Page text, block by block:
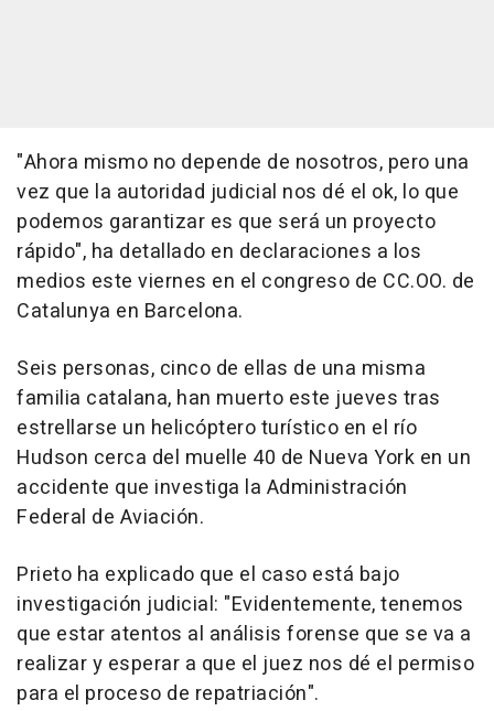
"Ahora mismo no depende de nosotros, pero una
vez que la autoridad judicial nos dé el ok, lo que
podemos garantizar es que será un proyecto
rápido", ha detallado en declaraciones a los
medios este viernes en el congreso de CC.OO. de
Catalunya en Barcelona.
Seis personas, cinco de ellas de una misma
familia catalana, han muerto este jueves tras
estrellarse un helicóptero turístico en el río
Hudson cerca del muelle 40 de Nueva York en un
accidente que investiga la Administración
Federal de Aviación.
Prieto ha explicado que el caso está bajo
investigación judicial: "Evidentemente, tenemos
que estar atentos al análisis forense que se va a
realizar y esperar a que el juez nos dé el permiso
para el proceso de repatriación".